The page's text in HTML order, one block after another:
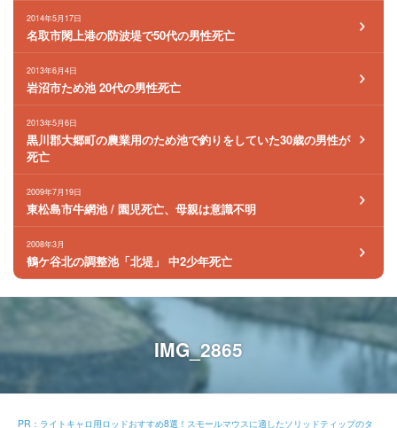
2014年5月17日
名取市閖上港の防波堤で50代の男性死亡
2013年6月4日
岩沼市ため池 20代の男性死亡
2013年5月6日
黒川郡大郷町の農業用のため池で釣りをしていた30歳の男性が
死亡
2009年7月19日
東松島市牛網池 / 園児死亡、母親は意識不明
2008年3月
鶴ケ谷北の調整池「北堤」 中2少年死亡
IMG_2865
PR：ライトキャロ用ロッドおすすめ8選！スモールマウスに適したソリッドティップのタ